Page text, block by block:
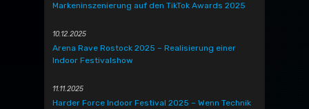
Markeninszenierung auf den TikTok Awards 2025
10.12.2025
Arena Rave Rostock 2025 – Realisierung einer
Indoor Festivalshow
11.11.2025
Harder Force Indoor Festival 2025 – Wenn Technik